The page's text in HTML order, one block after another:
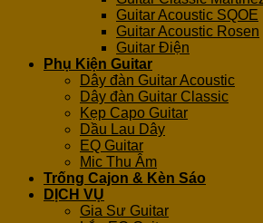
Guitar Acoustic SQOE
Guitar Acoustic Rosen
Guitar Điện
Phụ Kiện Guitar
Dây đàn Guitar Acoustic
Dây đàn Guitar Classic
Kẹp Capo Guitar
Dầu Lau Dây
EQ Guitar
Mic Thu Âm
Trống Cajon & Kèn Sáo
DỊCH VỤ
Gia Sư Guitar